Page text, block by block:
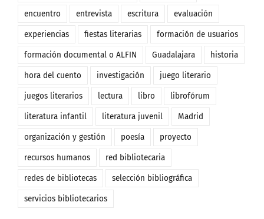
encuentro entrevista escritura evaluación
experiencias fiestas literarias formación de usuarios
formación documental o ALFIN Guadalajara historia
hora del cuento investigación juego literario
juegos literarios lectura libro librofórum
literatura infantil literatura juvenil Madrid
organización y gestión poesía proyecto
recursos humanos red bibliotecaria
redes de bibliotecas selección bibliográfica
servicios bibliotecarios